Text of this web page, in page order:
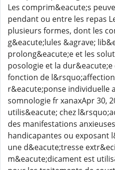
Les comprim&eacute;s
pendant ou entre les repas
plusieurs formes, dont les
g&eacute;lules &agrave;
prolong&eacute;e et les
posologie et la
fonction de
r&eacute;ponse individuelle
somnologie fr xanaxApr 30,
utilis&eacute; chez
des manifestations
handicapantes ou exposant
une d&eacute;tresse
m&eacute;dicament est